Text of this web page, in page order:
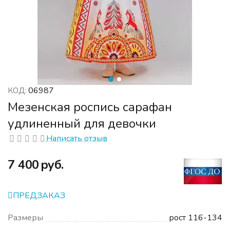
КОД: 06987
Мезенская роспись сарафан
удлиненный для девочки
Написать отзыв
‍7 400‍руб.
ПРЕДЗАКАЗ
Размеры
рост 116-134